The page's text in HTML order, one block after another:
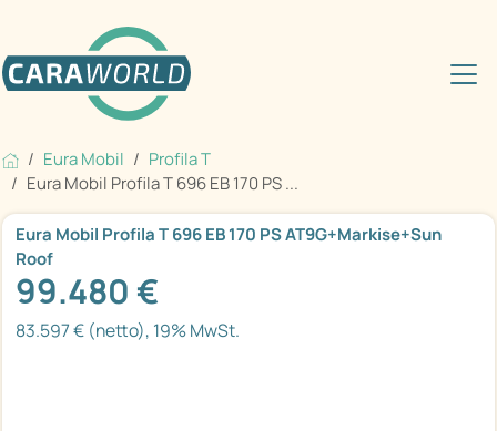
Eura Mobil
Profila T
Eura Mobil Profila T 696 EB 170 PS ...
Eura Mobil Profila T 696 EB 170 PS AT9G+Markise+Sun
Roof
99.480 €
83.597 € (netto), 19% MwSt.